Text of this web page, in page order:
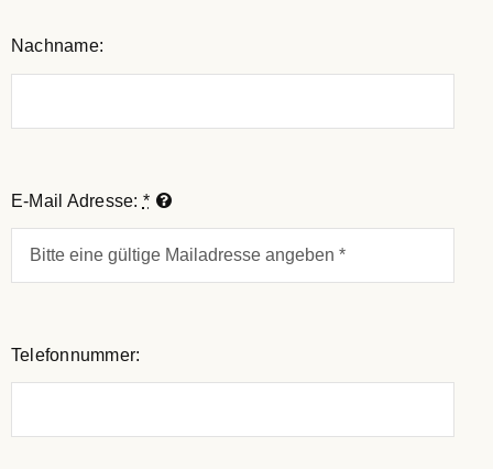
Nachname:
E-Mail Adresse: *
Telefonnummer: